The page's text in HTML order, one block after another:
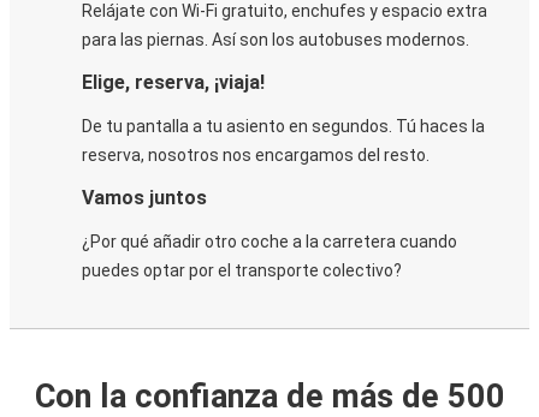
Relájate con Wi-Fi gratuito, enchufes y espacio extra
para las piernas. Así son los autobuses modernos.
Elige, reserva, ¡viaja!
De tu pantalla a tu asiento en segundos. Tú haces la
reserva, nosotros nos encargamos del resto.
Vamos juntos
¿Por qué añadir otro coche a la carretera cuando
puedes optar por el transporte colectivo?
Con la confianza de más de 500